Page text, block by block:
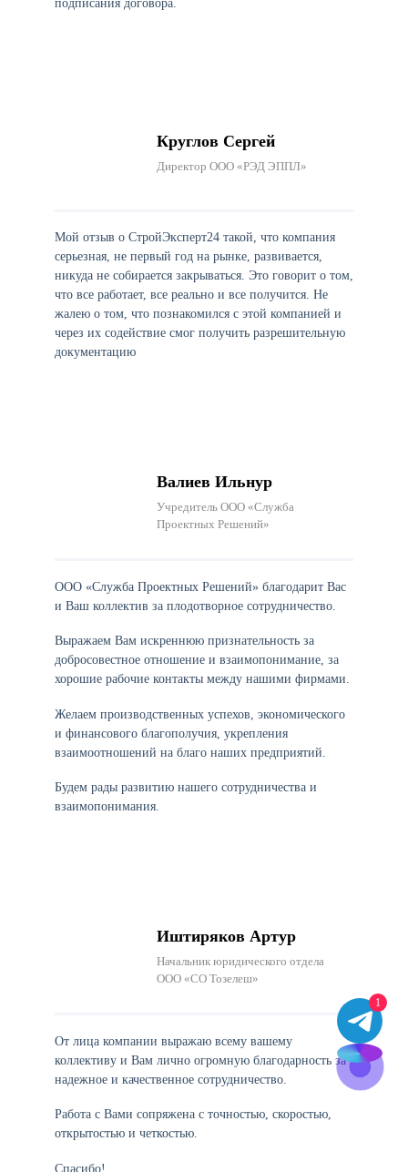
подписания договора.
Круглов Сергей
Директор ООО «РЭД ЭППЛ»
Мой отзыв о СтройЭксперт24 такой, что компания
серьезная, не первый год на рынке, развивается,
никуда не собирается закрываться. Это говорит о том,
что все работает, все реально и все получится. Не
жалею о том, что познакомился с этой компанией и
через их содействие смог получить разрешительную
документацию
Валиев Ильнур
Учредитель ООО «Служба
Проектных Решений»
ООО «Служба Проектных Решений» благодарит Вас
и Ваш коллектив за плодотворное сотрудничество.
Выражаем Вам искреннюю признательность за
добросовестное отношение и взаимопонимание, за
хорошие рабочие контакты между нашими фирмами.
Желаем производственных успехов, экономического
и финансового благополучия, укрепления
взаимоотношений на благо наших предприятий.
Будем рады развитию нашего сотрудничества и
взаимопонимания.
Иштиряков Артур
Начальник юридического отдела
ООО «СО Тозелеш»
От лица компании выражаю всему вашему
коллективу и Вам лично огромную благодарность за
надежное и качественное сотрудничество.
Работа с Вами сопряжена с точностью, скоростью,
открытостью и четкостью.
Спасибо!
1